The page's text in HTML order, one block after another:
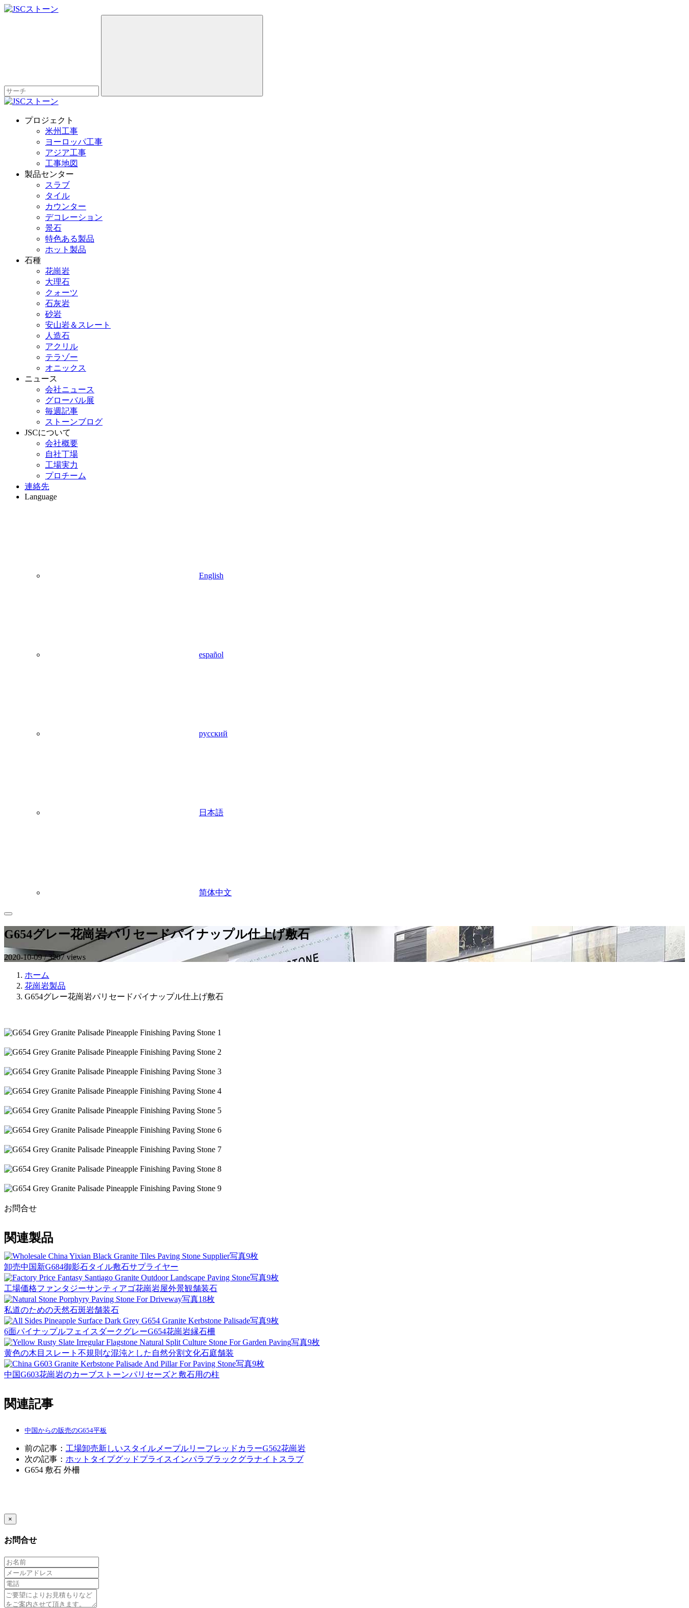
プロジェクト
米州工事
ヨーロッパ工事
アジア工事
工事地図
製品センター
スラブ
タイル
カウンター
デコレーション
景石
特色ある製品
ホット製品
石種
花崗岩
大理石
クォーツ
石灰岩
砂岩
安山岩＆スレート
人造石
アクリル
テラゾー
オニックス
ニュース
会社ニュース
グローバル展
毎週記事
ストーンブログ
JSCについて
会社概要
自社丁場
工場実力
プロチーム
連絡先
Language
English
español
русский
日本語
简体中文
G654グレー花崗岩パリセードパイナップル仕上げ敷石
2020-10-09 / 3207 views
ホーム
花崗岩製品
G654グレー花崗岩パリセードパイナップル仕上げ敷石
お問合せ
関連製品
写真9枚
卸売中国新G684御影石タイル敷石サプライヤー
写真9枚
工場価格ファンタジーサンティアゴ花崗岩屋外景観舗装石
写真18枚
私道のための天然石斑岩舗装石
写真9枚
6面パイナップルフェイスダークグレーG654花崗岩縁石柵
写真9枚
黄色の木目スレート不規則な混沌とした自然分割文化石庭舗装
写真9枚
中国G603花崗岩のカーブストーンパリセーズと敷石用の柱
関連記事
中国からの販売のG654平板
前の記事： 工場卸売新しいスタイルメープルリーフレッドカラーG562花崗岩
次の記事： ホットタイプグッドプライスインパラブラックグラナイトスラブ
G654 敷石 外柵
×
お問合せ